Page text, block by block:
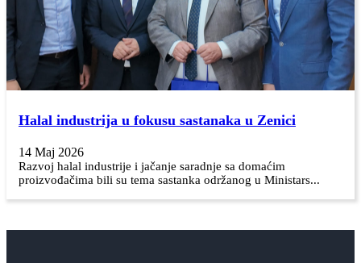
Halal industrija u fokusu sastanaka u Zenici
14 Maj 2026
Razvoj halal industrije i jačanje saradnje sa domaćim
proizvođačima bili su tema sastanka održanog u Ministars...